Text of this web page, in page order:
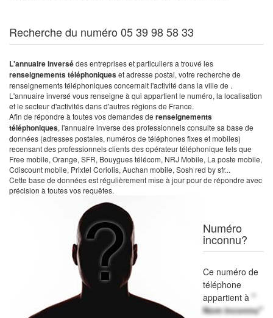
Recherche du numéro 05 39 98 58 33
L'annuaire inversédes entreprises et particuliers a trouvé les
renseignements téléphoniqueset adresse postal, votre recherche de
renseignements téléphoniques concernait l'activité dans la ville de .
L'annuaire inversé vous renseigne à qui appartient le numéro, la localisation
et le secteur d'activités dans d'autres régions de France.
Afin de répondre à toutes vos demandes de renseignements
téléphoniques, l'annuaire inverse des professionnels consulte sa base de
données (adresses postales, numéros de téléphones fixes et mobiles)
recensant des professionnels clients des opérateur téléphonique tels que
Free mobile, Orange, SFR, Bouygues télécom, NRJ Mobile, La poste mobile,
Cdiscount mobile, Prixtel Coriolis, Auchan mobile, Sosh red by sfr...
Cette base de données est régulièrement mise à jour pour de répondre avec
précision à toutes vos requêtes.
Numéro
inconnu?
Ce numéro de
téléphone
appartient à "
Nom inconnu"